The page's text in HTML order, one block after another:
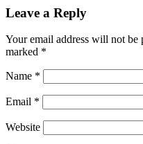
Leave a Reply
Your email address will not be
marked *
Name *
Email *
Website